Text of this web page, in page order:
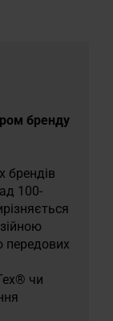
бренду
брендів
100-
передових
чи